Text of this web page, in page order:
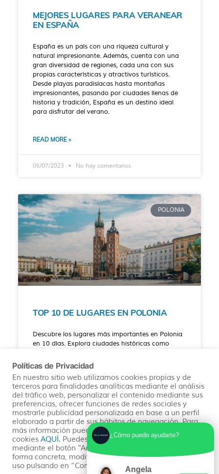
MEJORES LUGARES PARA VERANEAR
EN ESPAÑA
España es un país con una riqueza cultural y
natural impresionante. Además, cuenta con una
gran diversidad de regiones, cada una con sus
propias características y atractivos turísticos.
Desde playas paradisíacas hasta montañas
impresionantes, pasando por ciudades llenas de
historia y tradición, España es un destino ideal
para disfrutar del verano.
READ MORE »
05/07/2023 No hay comentarios
POLONIA
TOP 10 DE LUGARES EN POLONIA
Descubre los lugares más importantes en Polonia
en 10 días. Explora ciudades históricas como
Birkenau y disfruta de la belleza en Zakopane y
e historia. ¡Explora los tesoros de Polonia en 10
días!
READ MORE »
19/07/2023 No hay comentarios
Políticas de Privacidad
En nuestro sitio web utilizamos cookies propias y de
terceros para finalidades analíticas mediante el análisis
del tráfico web, personalizar el contenido mediante sus
preferencias, ofrecer funciones de redes sociales y
mostrarle publicidad personalizada en base a un perfil
elaborado a partir de sus hábitos de navegación. Para
más información puedes consultar nuestra política de
cookies AQUÍ. Puedes aceptar todas las cookies
mediante el botón “Aceptar” o puedes aceptarlas de
forma concreta, modificar su selección o rechazar su
uso pulsando en “Configuración de Privacidad”.
¿Cómo puedo ayudarte?
Angela